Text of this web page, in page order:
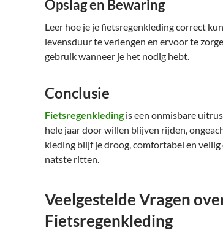
Opslag en Bewaring
Leer hoe je je fietsregenkleding correct
levensduur te verlengen en ervoor te
gebruik wanneer je het nodig hebt.
Conclusie
Fietsregenkleding is een onmisbare
hele jaar door willen blijven rijden,
kleding blijf je droog, comfortabel en
natste ritten.
Veelgestelde Vragen
Fietsregenkleding